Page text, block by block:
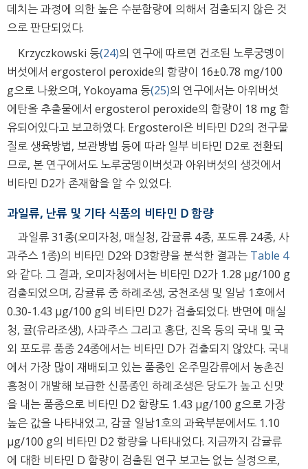
데치는 과정에 의한 높은 수분함량에 의해서 검출되지 않은 것
으로 판단되었다.
Krzyczkowski 등(24)의 연구에 따르면 건조된 노루궁뎅이
버섯에서 ergosterol peroxide의 함량이 16±0.78 mg/100
g으로 나왔으며, Yokoyama 등(25)의 연구에서는 아위버섯
에탄올 추출물에서 ergosterol peroxide의 함량이 18 mg 함
유되어있다고 보고하였다. Ergosterol은 비타민 D2의 전구물
질로 생육방법, 보관방법 등에 따라 일부 비타민 D2로 전환되
므로, 본 연구에서도 노루궁뎅이버섯과 아위버섯의 생것에서
비타민 D2가 존재함을 알 수 있었다.
과일류, 난류 및 기타 식품의 비타민 D 함량
과일류 31종(오미자청, 매실청, 감귤류 4종, 포도류 24종, 사
과주스 1종)의 비타민 D2와 D3함량을 분석한 결과는 Table 4
와 같다. 그 결과, 오미자청에서는 비타민 D2가 1.28 μg/100 g
검출되었으며, 감귤류 중 하례조생, 궁천조생 및 일남 1호에서
0.30-1.43 μg/100 g의 비타민 D2가 검출되었다. 반면에 매실
청, 귤(유라조생), 사과주스 그리고 홍단, 진옥 등의 국내 및 국
외 포도류 품종 24종에서는 비타민 D가 검출되지 않았다. 국내
에서 가장 많이 재배되고 있는 품종인 온주밀감류에서 농촌진
흥청이 개발해 보급한 신품종인 하례조생은 당도가 높고 신맛
을 내는 품종으로 비타민 D2 함량도 1.43 μg/100 g으로 가장
높은 값을 나타내었고, 감귤 일남1호의 과육부분에서도 1.10
μg/100 g의 비타민 D2 함량을 나타내었다. 지금까지 감귤류
에 대한 비타민 D 함량이 검출된 연구 보고는 없는 실정으로,